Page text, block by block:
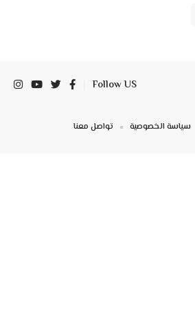
Follow US
سياسة الخصوصية تواصل معنا